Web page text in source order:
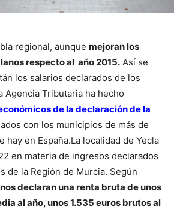
regional, aunque mejoran los
respecto al año 2015. Así se
los salarios declarados de los
Agencia Tributaria ha hecho
de la declaración de la
con los municipios de más de
hay en España.La localidad de Yecla
en materia de ingresos declarados
de la Región de Murcia. Según
declaran una renta bruta de unos
al año, unos 1.535 euros brutos al